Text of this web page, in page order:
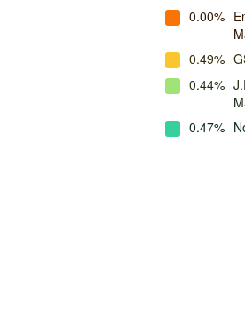
0.00%
0.49%
0.44%
0.47%